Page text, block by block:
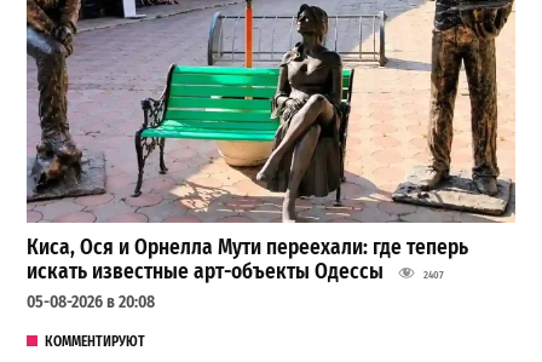
Киса, Ося и Орнелла Мути переехали: где теперь
искать известные арт-объекты Одессы
2407
05-08-2026 в 20:08
КОММЕНТИРУЮТ